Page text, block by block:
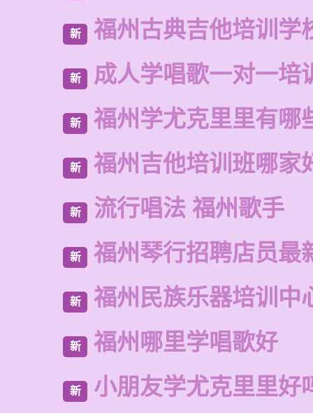
新 福州古典吉他培训学
新 成人学唱歌一对一培
新 福州学尤克里里有哪
新 福州吉他培训班哪家
新 流行唱法 福州歌手
新 福州琴行招聘店员最
新 福州民族乐器培训中
新 福州哪里学唱歌好
新 小朋友学尤克里里好